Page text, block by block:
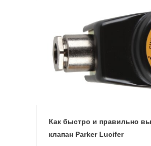
Как быстро и правильно
клапан Parker Lucifer